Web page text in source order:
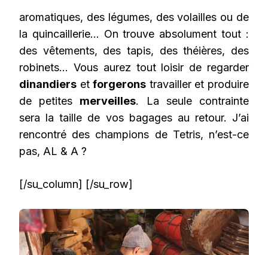
aromatiques, des légumes, des volailles ou de
la quincaillerie… On trouve absolument tout :
des vêtements, des tapis, des théières, des
robinets… Vous aurez tout loisir de regarder
dinandiers etforgerons travailler et produire
de petites merveilles. La seule contrainte
sera la taille de vos bagages au retour. J’ai
rencontré des champions de Tetris, n’est-ce
pas, AL & A ?
[/su_column] [/su_row]